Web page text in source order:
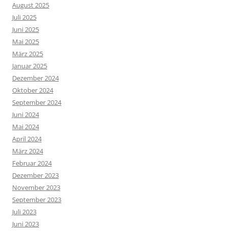
August 2025
Juli 2025
Juni 2025
Mai 2025
März 2025
Januar 2025
Dezember 2024
Oktober 2024
September 2024
Juni 2024
Mai 2024
April 2024
März 2024
Februar 2024
Dezember 2023
November 2023
September 2023
Juli 2023
Juni 2023